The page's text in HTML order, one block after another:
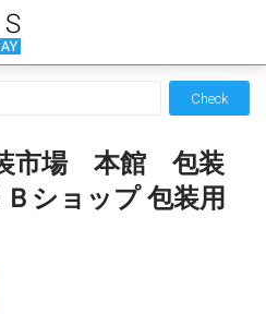
Check
市場 本館 包装
ショップ 包装用